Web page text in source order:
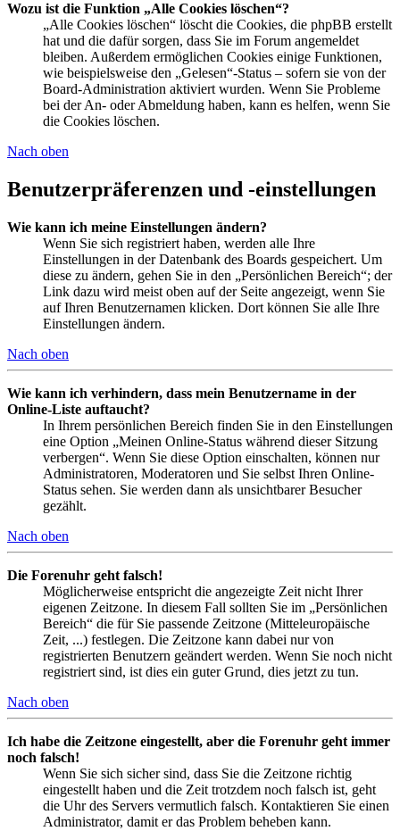
Wozu ist die Funktion „Alle Cookies löschen“?
„Alle Cookies löschen“ löscht die Cookies, die phpBB erstellt
hat und die dafür sorgen, dass Sie im Forum angemeldet
bleiben. Außerdem ermöglichen Cookies einige Funktionen,
wie beispielsweise den „Gelesen“-Status – sofern sie von der
Board-Administration aktiviert wurden. Wenn Sie Probleme
bei der An- oder Abmeldung haben, kann es helfen, wenn Sie
die Cookies löschen.
Nach oben
Benutzerpräferenzen und -einstellungen
Wie kann ich meine Einstellungen ändern?
Wenn Sie sich registriert haben, werden alle Ihre
Einstellungen in der Datenbank des Boards gespeichert. Um
diese zu ändern, gehen Sie in den „Persönlichen Bereich“; der
Link dazu wird meist oben auf der Seite angezeigt, wenn Sie
auf Ihren Benutzernamen klicken. Dort können Sie alle Ihre
Einstellungen ändern.
Nach oben
Wie kann ich verhindern, dass mein Benutzername in der
Online-Liste auftaucht?
In Ihrem persönlichen Bereich finden Sie in den Einstellungen
eine Option „Meinen Online-Status während dieser Sitzung
verbergen“. Wenn Sie diese Option einschalten, können nur
Administratoren, Moderatoren und Sie selbst Ihren Online-
Status sehen. Sie werden dann als unsichtbarer Besucher
gezählt.
Nach oben
Die Forenuhr geht falsch!
Möglicherweise entspricht die angezeigte Zeit nicht Ihrer
eigenen Zeitzone. In diesem Fall sollten Sie im „Persönlichen
Bereich“ die für Sie passende Zeitzone (Mitteleuropäische
Zeit, ...) festlegen. Die Zeitzone kann dabei nur von
registrierten Benutzern geändert werden. Wenn Sie noch nicht
registriert sind, ist dies ein guter Grund, dies jetzt zu tun.
Nach oben
Ich habe die Zeitzone eingestellt, aber die Forenuhr geht immer
noch falsch!
Wenn Sie sich sicher sind, dass Sie die Zeitzone richtig
eingestellt haben und die Zeit trotzdem noch falsch ist, geht
die Uhr des Servers vermutlich falsch. Kontaktieren Sie einen
Administrator, damit er das Problem beheben kann.